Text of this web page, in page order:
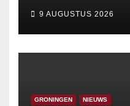
9 AUGUSTUS 2026
GRONINGEN NIEUWS